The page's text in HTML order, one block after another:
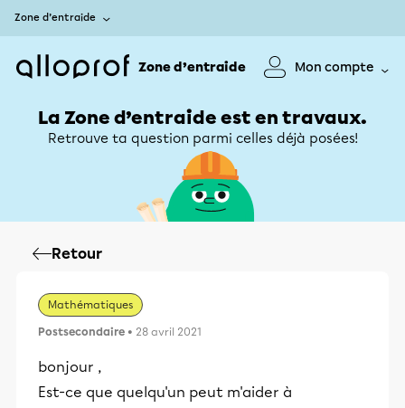
Zone d’entraide
Zone d’entraide Mon compte
La Zone d’entraide est en travaux.
Retrouve ta question parmi celles déjà posées!
Retour
Mathématiques
Postsecondaire • 28 avril 2021
bonjour ,
Est-ce que quelqu'un peut m'aider à